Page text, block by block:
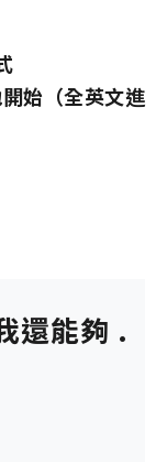
始（全英文進
還能夠 .